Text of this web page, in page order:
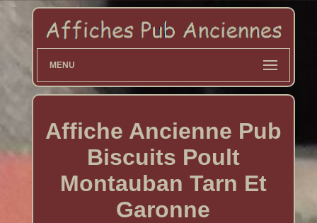
MENU
Affiche Ancienne Pub
Biscuits Poult
Montauban Tarn Et
Garonne